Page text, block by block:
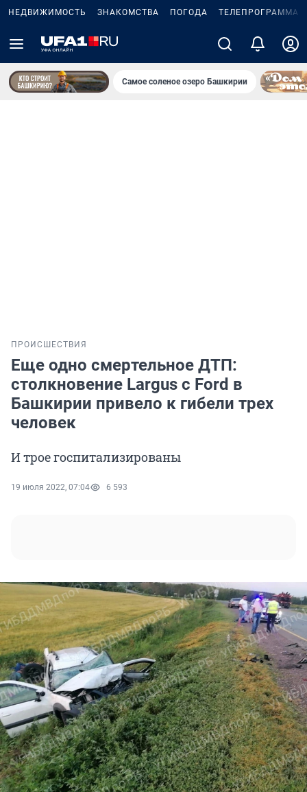
НЕДВИЖИМОСТЬ ЗНАКОМСТВА ПОГОДА ТЕЛЕПРОГРАММА
Самое соленое озеро Башкирии
ПРОИСШЕСТВИЯ
Еще одно смертельное ДТП:
столкновение Largus с Ford в
Башкирии привело к гибели трех
человек
И трое госпитализированы
19 июля 2022, 07:04 6 593